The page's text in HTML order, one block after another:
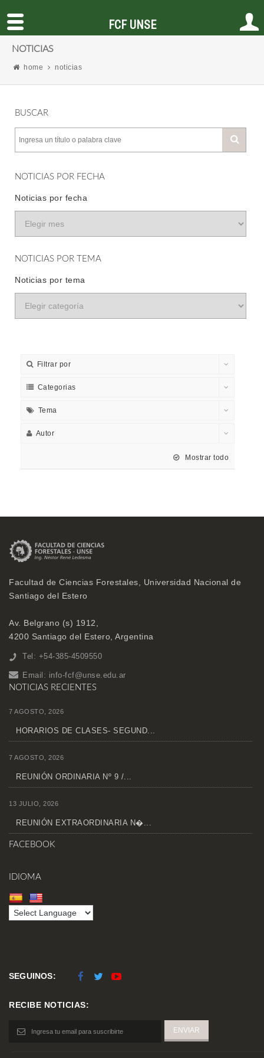
NOTICIAS
home noticias
BUSCAR
NOTICIAS POR FECHA
Noticias por fecha
NOTICIAS POR TEMA
Noticias por tema
Filtrar por
Categorias
Tema
Autor
Mostrar todo
Facultad de Ciencias Forestales, Universidad Nacional de
Santiago del Estero
Av. Belgrano (s) 1912,
4200 Santiago del Estero, Argentina
Tel: +54-385-4509550
Email: info-fcf@unse.edu.ar
NOTICIAS RECIENTES
7 AGOSTO, 2026
HORARIOS DE CLASES- SEGUND...
7 AGOSTO, 2026
REUNIÓN ORDINARIA Nº 9 /...
13 JULIO, 2026
REUNIÓN EXTRAORDINARIA N�...
FACEBOOK
IDIOMA
SEGUINOS:
RECIBE NOTICIAS:
FCF UNSE